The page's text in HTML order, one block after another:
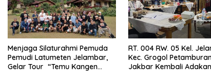
Menjaga Silaturahmi Pemuda
Pemudi Latumeten Jelambar,
Gelar Tour “Temu Kangen
RT. 004 RW. 05 Kel.
Kec. Grogol
Jakbar Kembali Adakan